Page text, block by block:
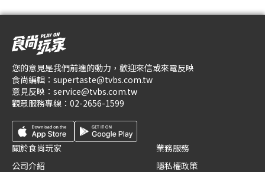
您的意見是我們前進的動力，歡迎來信或來電反映
食尚編輯： supertaste@tvbs.com.tw
意見反映： service@tvbs.com.tw
觀眾服務專線： 02-2656-1599
關於食尚玩家
公司介紹
業務服務
隱私權政策